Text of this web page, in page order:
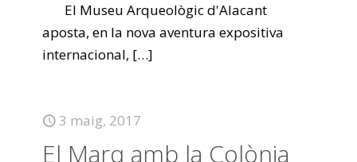
El Museu Arqueològic d'Alacant
aposta, en la nova aventura expositiva
internacional, […]
3 maig, 2017
El Marq amb la Colònia